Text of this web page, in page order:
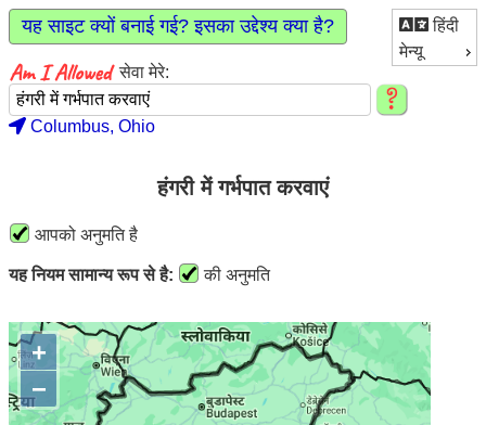
हिंदी
मेन्यू
यह साइट क्यों बनाई गई? इसका उद्देश्य क्या है?
सेवा मेरे:
Columbus, Ohio
हंगरी में गर्भपात करवाएं
आपको अनुमति है
यह नियम सामान्य रूप से है: की अनुमति
+
−